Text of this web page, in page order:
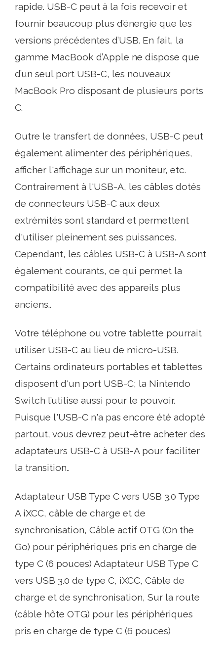
rapide. USB-C peut à la fois recevoir et
fournir beaucoup plus d’énergie que les
versions précédentes d’USB. En fait, la
gamme MacBook d’Apple ne dispose que
d’un seul port USB-C, les nouveaux
MacBook Pro disposant de plusieurs ports
C.
Outre le transfert de données, USB-C peut
également alimenter des périphériques,
afficher l'affichage sur un moniteur, etc.
Contrairement à l'USB-A, les câbles dotés
de connecteurs USB-C aux deux
extrémités sont standard et permettent
d'utiliser pleinement ses puissances.
Cependant, les câbles USB-C à USB-A sont
également courants, ce qui permet la
compatibilité avec des appareils plus
anciens..
Votre téléphone ou votre tablette pourrait
utiliser USB-C au lieu de micro-USB.
Certains ordinateurs portables et tablettes
disposent d'un port USB-C; la Nintendo
Switch l’utilise aussi pour le pouvoir.
Puisque l'USB-C n'a pas encore été adopté
partout, vous devrez peut-être acheter des
adaptateurs USB-C à USB-A pour faciliter
la transition..
Adaptateur USB Type C vers USB 3.0 Type
A iXCC, câble de charge et de
synchronisation, Câble actif OTG (On the
Go) pour périphériques pris en charge de
type C (6 pouces) Adaptateur USB Type C
vers USB 3.0 de type C, iXCC, Câble de
charge et de synchronisation, Sur la route
(câble hôte OTG) pour les périphériques
pris en charge de type C (6 pouces)